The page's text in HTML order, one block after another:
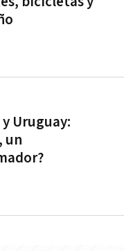
Uruguay:
un